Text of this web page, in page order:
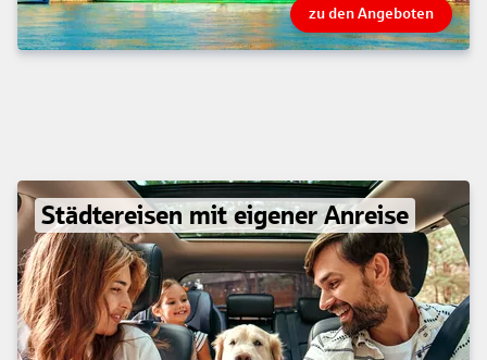
zu den Angeboten
Städtereisen mit eigener Anreise